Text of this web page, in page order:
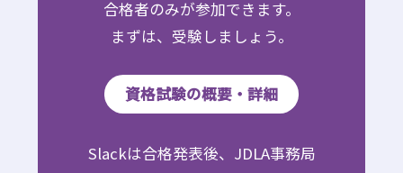
合格者のみが参加できます。
まずは、受験しましょう。
資格試験の概要・詳細
Slackは合格発表後、JDLA事務局